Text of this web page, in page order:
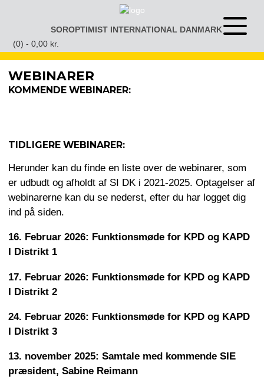
SOROPTIMIST INTERNATIONAL DANMARKÅben
menu
(0) - 0,00 kr.
WEBINARER
KOMMENDE WEBINARER:
TIDLIGERE WEBINARER:
Herunder kan du finde en liste over de webinarer, som
er udbudt og afholdt af SI DK i 2021-2025. Optagelser af
webinarerne kan du se nederst, efter du har logget dig
ind på siden.
16. Februar 2026: Funktionsmøde for KPD og KAPD
I Distrikt 1
17. Februar 2026: Funktionsmøde for KPD og KAPD
I Distrikt 2
24. Februar 2026: Funktionsmøde for KPD og KAPD
I Distrikt 3
13. november 2025: Samtale med kommende SIE
præsident, Sabine Reimann